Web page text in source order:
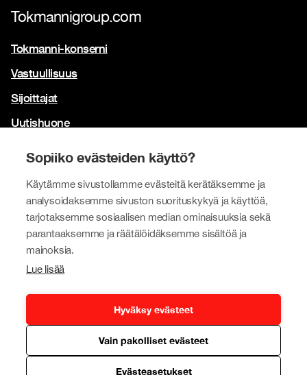
Sopiiko evästeiden käyttö?
Käytämme sivustollamme evästeitä kerätäksemme ja
analysoidaksemme sivuston suorituskykyä ja käyttöä,
tarjotaksemme sosiaalisen median ominaisuuksia sekä
parantaaksemme ja räätälöidäksemme sisältöä ja
mainoksia.
Lue lisää
Hyväksy evästeet
Vain pakolliset evästeet
Evästeasetukset
Tokmannigroup.com
Tokmanni-konserni
Vastuullisuus
Sijoittajat
Uutishuone
Brändimme
Tokmanni
SPAR Suomi
Click Shoes ja Shoe House
Dollarstore
Big Dollar
© Tokmanni Group Corporation 2026 Tietosuojapolitiikka